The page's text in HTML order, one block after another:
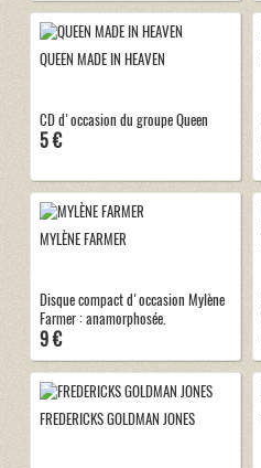
QUEEN MADE IN HEAVEN
CD d'occasion du groupe Queen
5 €
MYLÈNE FARMER
Disque compact d'occasion Mylène
Farmer : anamorphosée.
9 €
FREDERICKS GOLDMAN JONES